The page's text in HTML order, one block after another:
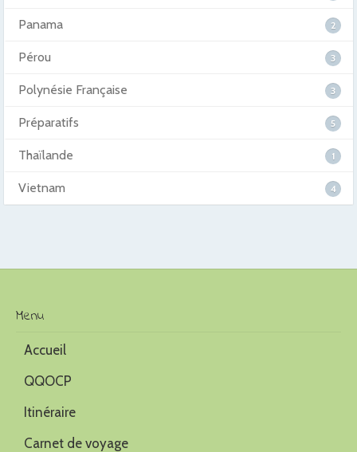
Panama 2
Pérou 3
Polynésie Française 3
Préparatifs 5
Thaïlande 1
Vietnam 4
Menu
Accueil
QQOCP
Itinéraire
Carnet de voyage